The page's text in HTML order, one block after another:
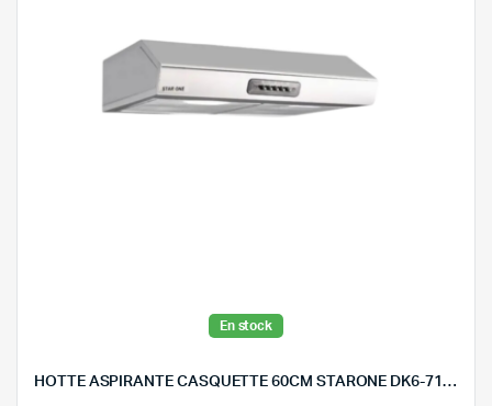
En stock
HOTTE ASPIRANTE CASQUETTE 60CM STARONE DK6-711X-INOX